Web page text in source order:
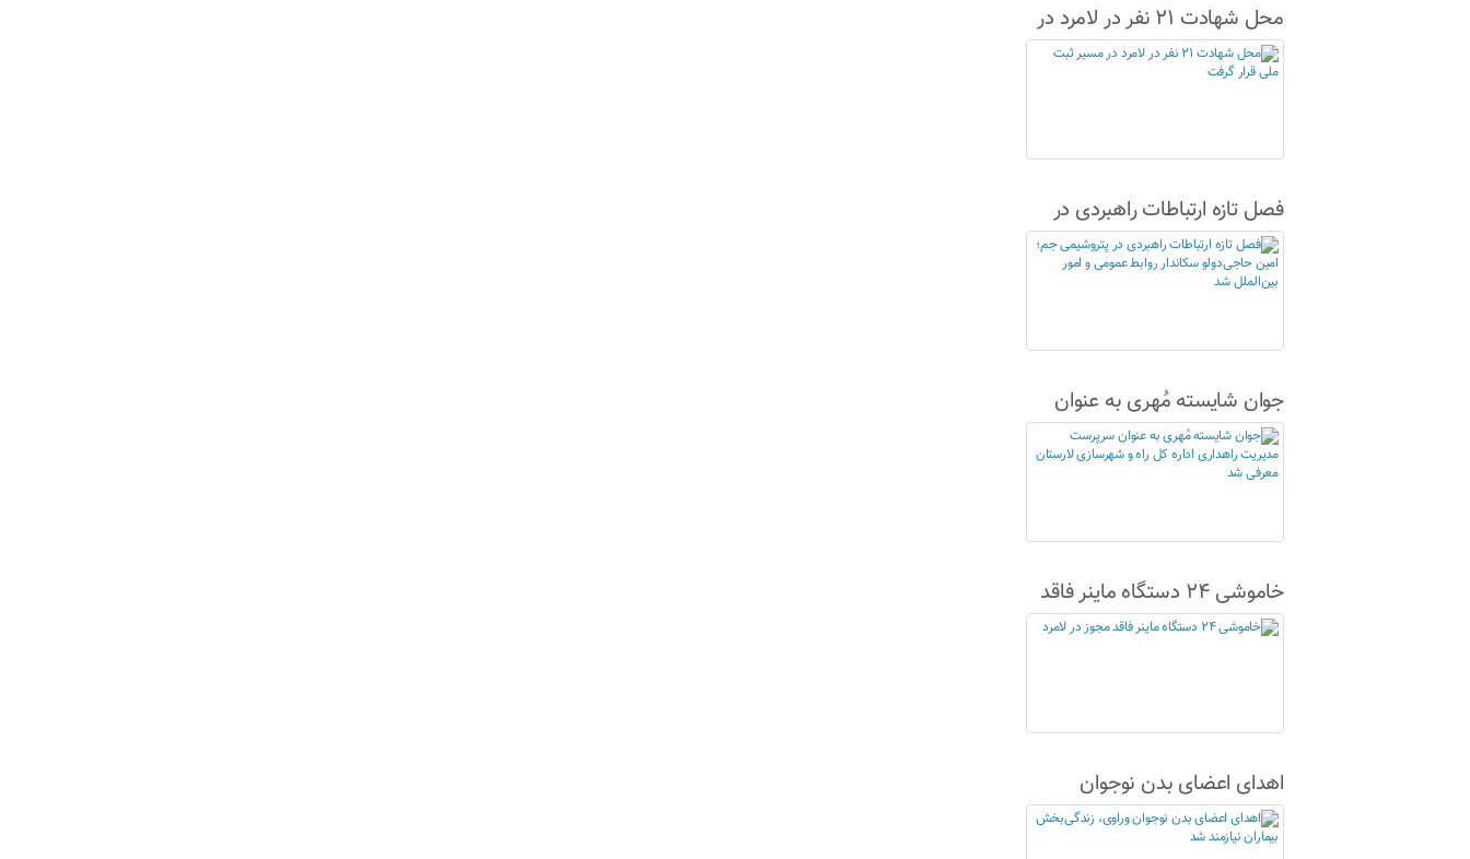
محل شهادت ۲۱ نفر در لامرد در
مسیر ثبت ملی قرار گرفت
فصل تازه ارتباطات راهبردی در
پتروشیمی جم؛ امین حاجی‌دولو
سکاندار روابط عمومی و امور
جوان شایسته مُهری به عنوان
سرپرست مدیریت راهداری اداره
کل راه و شهرسازی لارستان
خاموشی ۲۴ دستگاه ماینر فاقد
مجوز در لامرد
اهدای اعضای بدن نوجوان
وراوی، زندگی‌بخش بیماران
نیازمند شد